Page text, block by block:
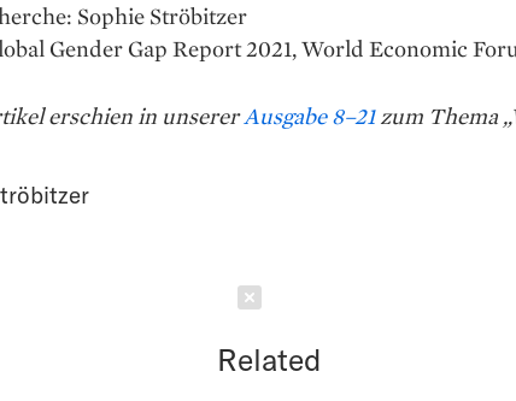
Sophie Ströbitzer
Gender Gap Report 2021, World Economic
erschien in unsererAusgabe 8–21zum Thema
Related